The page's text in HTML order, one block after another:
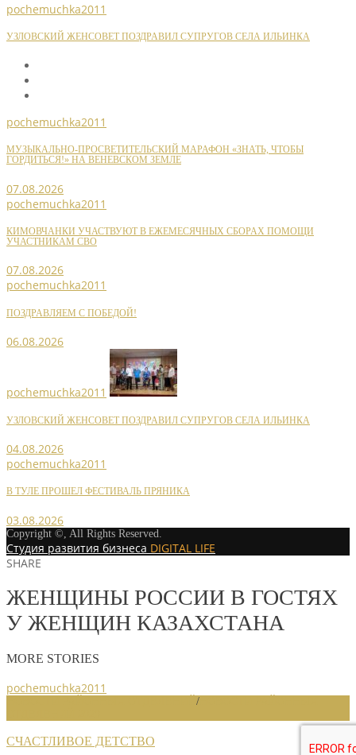
pochemuchka2011
УЗЛОВСКИЙ ЖЕНСОВЕТ ПОЗДРАВИЛ СУПРУГОВ СЕЛА ИЛЬИНКА
pochemuchka2011
МУЗЫКАЛЬНО-ПРОСВЕТИТЕЛЬСКИЙ МАРАФОН «ЗНАТЬ, ЧТОБЫ
ГОРДИТЬСЯ!» НА ВЕНЕВСКОМ ЗЕМЛЕ
07.08.2026
pochemuchka2011
КИМОВЧАНКИ УЧАСТВУЮТ В ЕЖЕМЕСЯЧНЫХ СБОРАХ ПОМОЩИ
УЧАСТНИКАМ СВО
07.08.2026
pochemuchka2011
ПОЗДРАВЛЯЕМ С ПОБЕДОЙ!
06.08.2026
pochemuchka2011
УЗЛОВСКИЙ ЖЕНСОВЕТ ПОЗДРАВИЛ СУПРУГОВ СЕЛА ИЛЬИНКА
04.08.2026
pochemuchka2011
В ТУЛЕ ПРОШЕЛ ФЕСТИВАЛЬ ПРЯНИКА
03.08.2026
Copyright ©, All Rights Reserved.
Студия развития бизнеса DIGITAL LIFE
SHARE
ЖЕНЩИНЫ РОССИИ В ГОСТЯХ
У ЖЕНЩИН КАЗАХСТАНА
MORE STORIES
pochemuchka2011
/
СЧАСТЛИВОЕ ДЕТСТВО